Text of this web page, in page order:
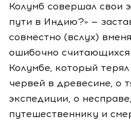
Колумб совершал свои
пути в Индию?» —
совместно (вслух)
ошибочно
Колумбе, который
червей в древесине, о
экспедиции, о
путешественнику и